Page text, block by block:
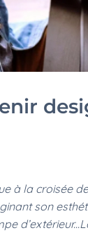
à la croisée
son